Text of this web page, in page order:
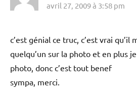
avril 27, 2009 à 3:58 pm
c’est génial ce truc, c’est vrai qu’il
quelqu’un sur la photo et en plus
photo, donc c’est tout benef
sympa, merci.